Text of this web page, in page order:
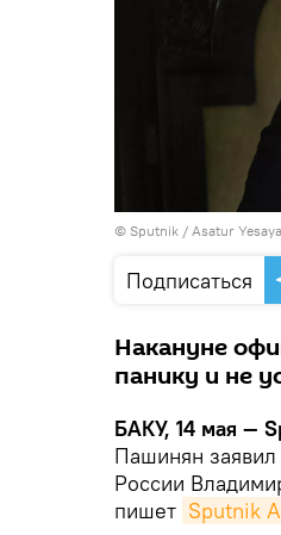
© Sputnik / Asatur
Подписаться
Накануне
панику и не
БАКУ, 14 мая —
Пашинян заявил
России
пишет Sputnik